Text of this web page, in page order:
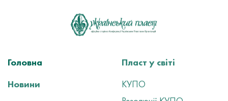
Головна
Новини
Пласт у світі
КУПО